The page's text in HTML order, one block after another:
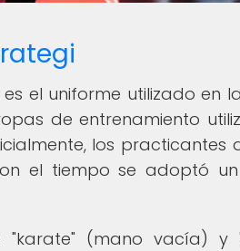
el uniforme utilizado en
de entrenamiento
los practicantes
el tiempo se adoptó
(mano vacía) y